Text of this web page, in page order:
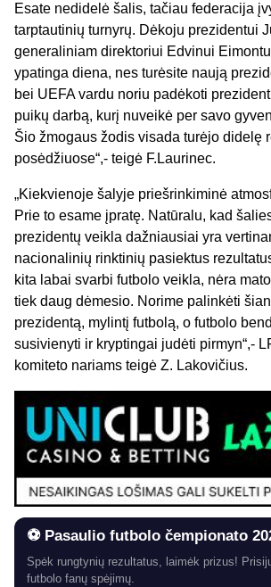
Esate nedidelė šalis, tačiau federacija
tarptautinių turnyrų. Dėkoju prezidentui
generaliniam direktoriui Edvinui
ypatinga diena, nes turėsite naują
bei UEFA vardu noriu padėkoti
puikų darbą, kurį nuveikė per savo
Šio žmogaus žodis visada turėjo didelę
posėdžiuose“,- teigė F.Laurinec.
„Kiekvienoje šalyje priešrinkiminė
Prie to esame įpratę. Natūralu, kad
prezidentų veikla dažniausiai yra
nacionalinių rinktinių pasiektus
kita labai svarbi futbolo veikla, nėra
tiek daug dėmesio. Norime palinkėti
prezidentą, mylintį futbolą, o futbolo
susivienyti ir kryptingai judėti pirmyn“,-
komiteto nariams teigė Z. Lakovičius.
⚽ Pasaulio futbolo čempionato
Spėk rungtynių rezultatus, laimėk prizus!
futbolo fanų spėjimų.